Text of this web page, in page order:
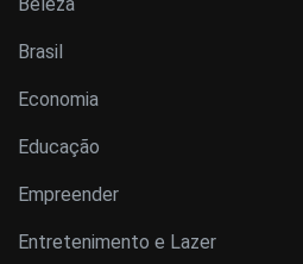
Brasil
Economia
Educação
Empreender
Entretenimento e Lazer